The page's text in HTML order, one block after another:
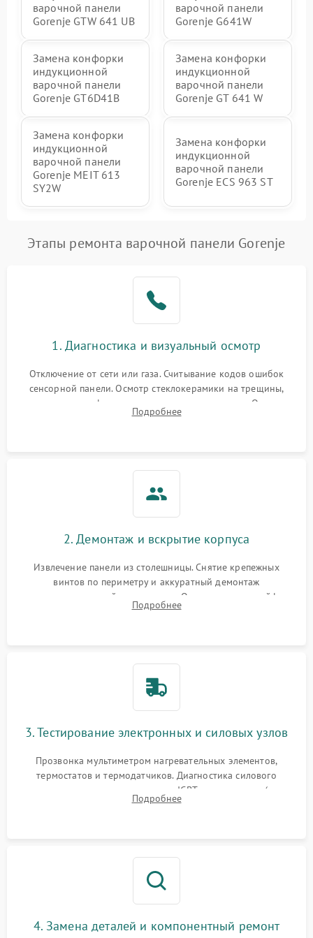
варочной панели
Gorenje GTW 641 UB
варочной панели
Gorenje G641W
Замена конфорки
индукционной
варочной панели
Gorenje GT6D41B
Замена конфорки
индукционной
варочной панели
Gorenje GT 641 W
Замена конфорки
индукционной
варочной панели
Gorenje MEIT 613
SY2W
Замена конфорки
индукционной
варочной панели
Gorenje ECS 963 ST
Этапы ремонта варочной панели Gorenje
1. Диагностика и визуальный осмотр
Отключение от сети или газа. Считывание кодов ошибок
сенсорной панели. Осмотр стеклокерамики на трещины,
проверка конфорок на равномерность нагрева. Опрос
клиента о симптомах (не включается, не видит посуду,
Подробнее
2. Демонтаж и вскрытие корпуса
Извлечение панели из столешницы. Снятие крепежных
винтов по периметру и аккуратный демонтаж
стеклокерамической поверхности. Отсоединение шлейфов
сенсорного блока для доступа к силовым платам, катушкам
Подробнее
3. Тестирование электронных и силовых узлов
Прозвонка мультиметром нагревательных элементов,
термостатов и термодатчиков. Диагностика силового
модуля, реле, диодных мостов и IGBT-транзисторов (для
индукции). Проверка кранов и газ-контроля (для газовых
Подробнее
4. Замена деталей и компонентный ремонт